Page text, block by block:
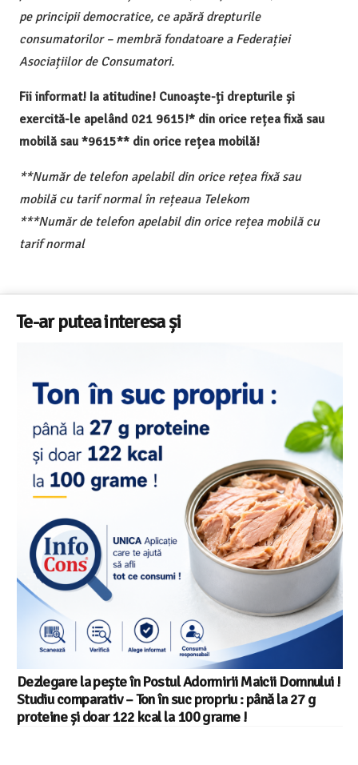
pe principii democratice, ce apără drepturile
consumatorilor – membră fondatoare a Federației
Asociațiilor de Consumatori.
Fii informat! Ia atitudine! Cunoaște-ți drepturile și
exercită-le apelând 021 9615!* din orice rețea fixă sau
mobilă sau *9615** din orice rețea mobilă!
**Număr de telefon apelabil din orice rețea fixă sau
mobilă cu tarif normal în rețeaua Telekom
***Număr de telefon apelabil din orice rețea mobilă cu
tarif normal
Te-ar putea interesa și
Salariul minim in Europa in 2026 – Romania pe locul 20
din 22 in UE